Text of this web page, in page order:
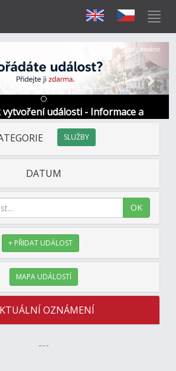
vytvoření události - Informace a
Další
Sponzorováno
SLUŽBY
DATUM
OK
+ PŘIDAT UDÁLOST
MAPA UDÁLOSTÍ
OZNÁMENÍ
---